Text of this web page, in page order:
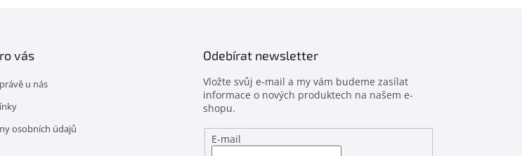
vás
u nás
osobních údajů
Odebírat newsletter
Vložte svůj e-mail a my vám budeme zasílat
informace o nových produktech na našem e-
shopu.
E-mail